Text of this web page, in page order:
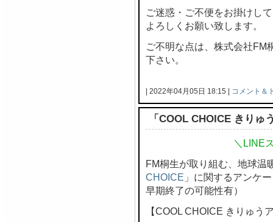
ご迷惑・ご不便をお掛けし
よろしくお願い致します。
ご不明な点は、株式会社FM
下さい。
| 2022年04月05日 18:15 | コメント＆
「COOL CHOICE きり
＼LINE
FM桐生が取り組む、地球温
CHOICE 」に関するアンケ
早期終了の可能性有）
【COOL CHOICE きりゅう